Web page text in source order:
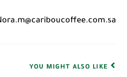
YOU MIGHT ALSO LIKE